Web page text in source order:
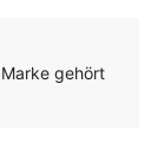
gehört